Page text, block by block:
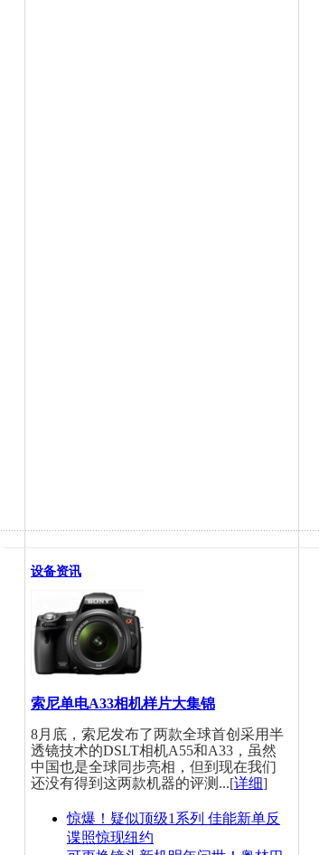
设备资讯
索尼单电A33相机样片大集锦
8月底，索尼发布了两款全球首创采用半
透镜技术的DSLT相机A55和A33，虽然
中国也是全球同步亮相，但到现在我们
还没有得到这两款机器的评测...[详细]
惊爆！疑似顶级1系列 佳能新单反
谍照惊现纽约